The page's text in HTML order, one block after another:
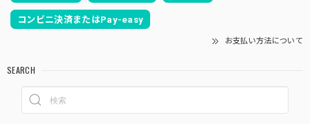
コンビニ決済またはPay-easy
お支払い方法について
SEARCH